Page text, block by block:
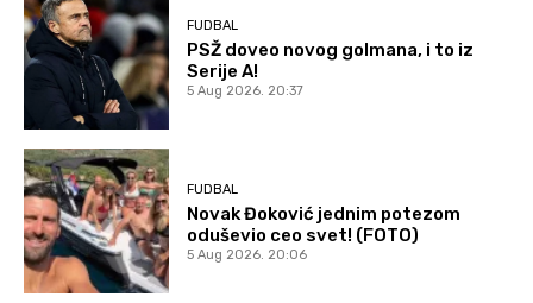
FUDBAL
PSŽ doveo novog golmana, i to iz
Serije A!
5 Aug 2026. 20:37
FUDBAL
Novak Đoković jednim potezom
oduševio ceo svet! (FOTO)
5 Aug 2026. 20:06